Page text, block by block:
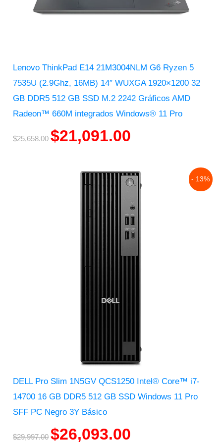
Lenovo ThinkPad E14 21M3004NLM G6 Ryzen 5
7535U (2.9Ghz, 16MB) 14″ WUXGA 1920×1200 32
GB DDR5 512 GB SSD M.2 2242 Gráficos AMD
Radeon™ 660M integrados Windows® 11 Pro
$25,658.00 $21,091.00
- 13%
DELL Pro Slim 1N5GV QCS1250 Intel® Core™ i7-
14700 16 GB DDR5 512 GB SSD Windows 11 Pro
SFF PC Negro 3Y Básico
$29,997.00 $26,093.00
Current
price
$26,093.00.